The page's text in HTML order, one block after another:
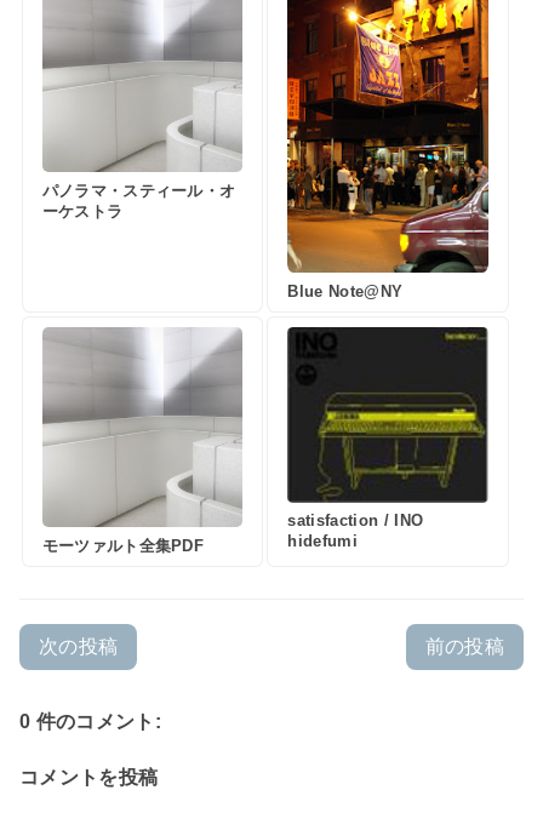
パノラマ・スティール・オ
ーケストラ
Blue Note@NY
モーツァルト全集PDF
satisfaction / INO
hidefumi
次の投稿 前の投稿
0 件のコメント:
コメントを投稿